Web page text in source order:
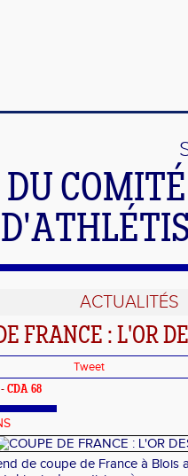
DU
ACTUALITÉS
FRANCE : L'OR
Tweet
CDA 68
de coupe de France à Blois